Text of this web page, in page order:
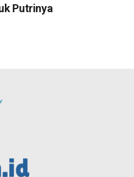
Putrinya